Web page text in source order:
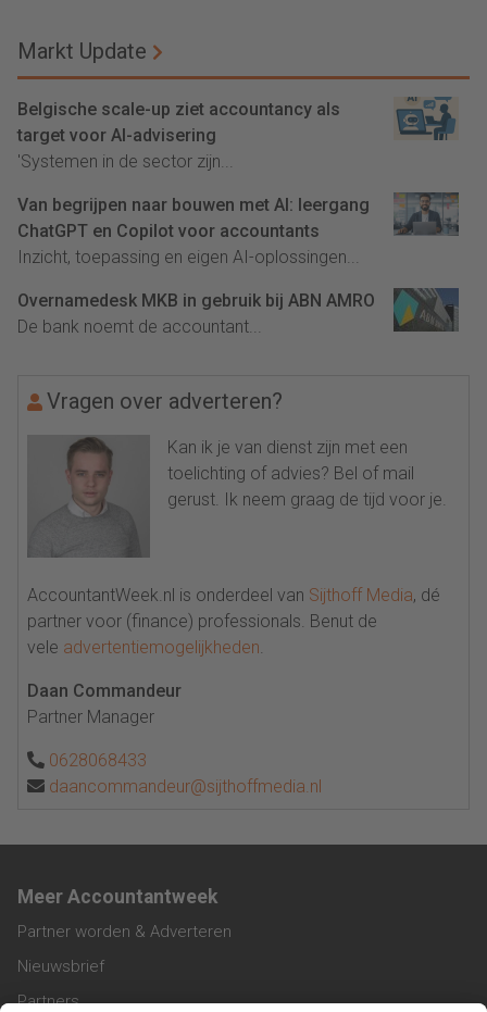
Markt Update
Belgische scale-up ziet accountancy als
target voor AI-advisering
'Systemen in de sector zijn...
Van begrijpen naar bouwen met AI: leergang
ChatGPT en Copilot voor accountants
Inzicht, toepassing en eigen AI-oplossingen...
Overnamedesk MKB in gebruik bij ABN AMRO
De bank noemt de accountant...
Vragen over adverteren?
Kan ik je van dienst zijn met een
toelichting of advies? Bel of mail
gerust. Ik neem graag de tijd voor je.
AccountantWeek.nl is onderdeel van Sijthoff Media, dé
partner voor (finance) professionals. Benut de
vele advertentiemogelijkheden.
Daan Commandeur
Partner Manager
0628068433
daancommandeur@sijthoffmedia.nl
Meer Accountantweek
Partner worden & Adverteren
Nieuwsbrief
Partners